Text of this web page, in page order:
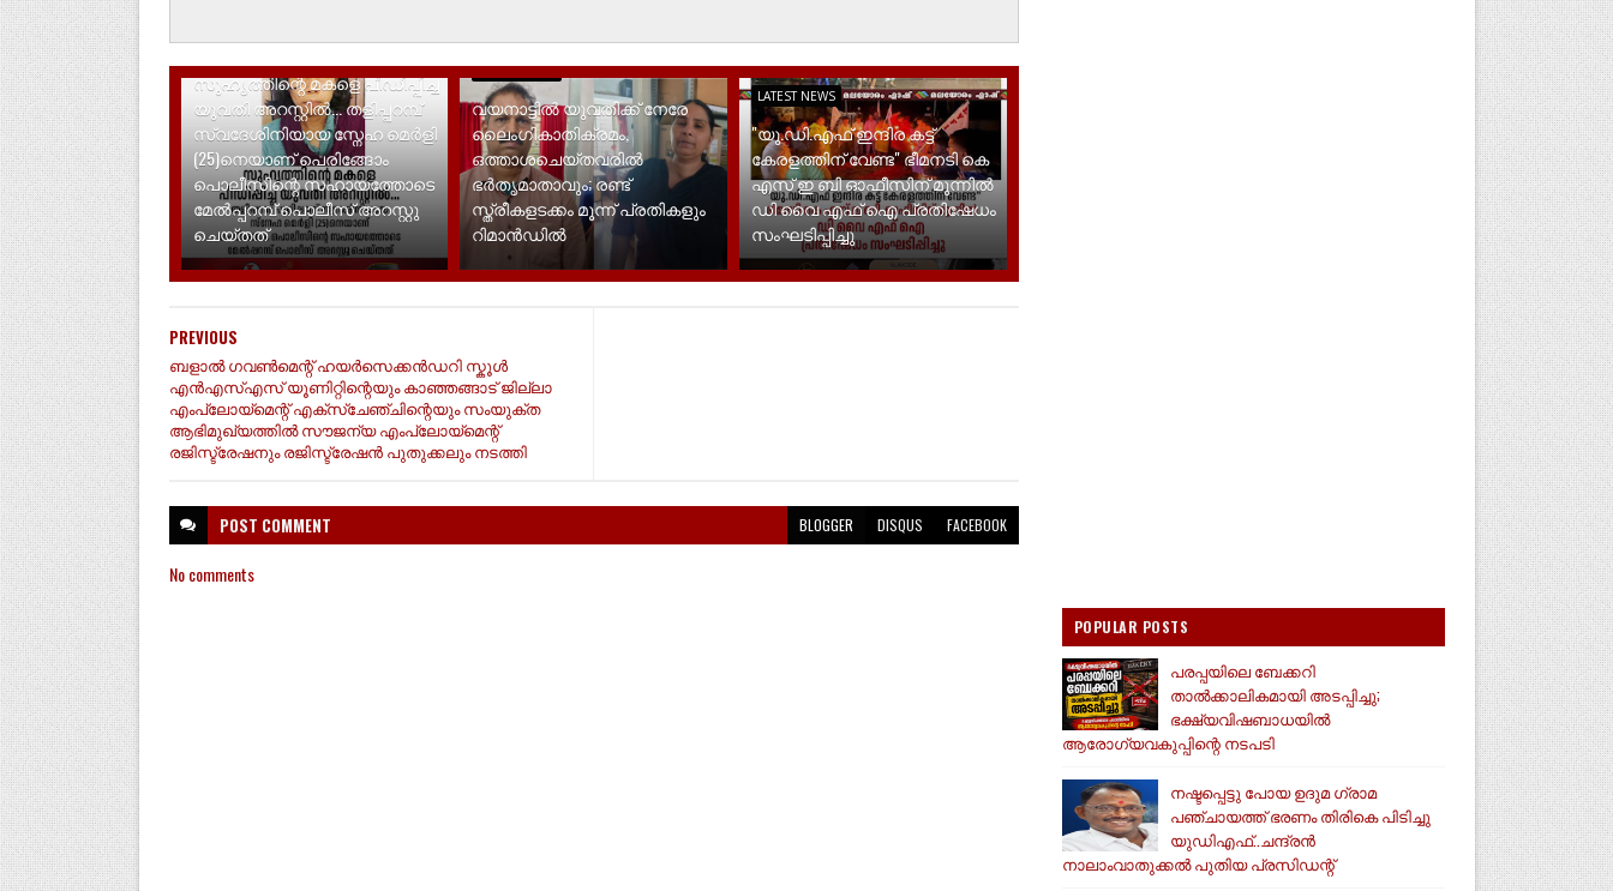
LATEST NEWS
സുഹൃത്തിന്റെ മകളെ പീഡിപ്പിച്ച
യുവതി അറസ്റ്റിൽ... തളിപ്പറമ്പ്
സ്വദേശിനിയായ സ്നേഹ മെർളി
(25)നെയാണ് പെരിങ്ങോം
പൊലീസിന്റെ സഹായത്തോടെ
മേൽപ്പറമ്പ് പൊലീസ് അറസ്റ്റു
ചെയ്തത്
LATEST NEWS
വയനാട്ടിൽ യുവതിക്ക് നേരേ
ലൈം​ഗികാതിക്രമം,
ഒത്താശചെയ്തവരിൽ
ഭർതൃമാതാവും; രണ്ട്
സ്ത്രീകളടക്കം മൂന്ന് പ്രതികളും
റിമാൻഡിൽ
LATEST NEWS
"യു.ഡി.എഫ് ഇന്ദിര കട്ട്
കേരളത്തിന് വേണ്ട" ഭീമനടി കെ
എസ് ഇ ബി ഓഫീസിന് മുന്നിൽ
ഡി വൈ എഫ് ഐ പ്രതിഷേധം
സംഘടിപ്പിച്ചു
PREVIOUS
ബളാൽ ഗവൺമെന്റ് ഹയർസെക്കൻഡറി സ്കൂൾ
എൻഎസ്എസ് യൂണിറ്റിന്റെയും കാഞ്ഞങ്ങാട് ജില്ലാ
എംപ്ലോയ്മെന്റ് എക്സ്ചേഞ്ചിന്റെയും സംയുക്ത
ആഭിമുഖ്യത്തിൽ സൗജന്യ എംപ്ലോയ്മെന്റ്
രജിസ്ട്രേഷനും രജിസ്ട്രേഷൻ പുതുക്കലും നടത്തി
POST COMMENT BLOGGER DISQUS FACEBOOK
No comments
POPULAR POSTS
പരപ്പയിലെ ബേക്കറി
താൽക്കാലികമായി അടപ്പിച്ചു;
ഭക്ഷ്യവിഷബാധയിൽ
ആരോഗ്യവകുപ്പിന്റെ നടപടി
നഷ്ടപ്പെട്ടു പോയ ഉദുമ ഗ്രാമ
പഞ്ചായത്ത് ഭരണം തിരികെ പിടിച്ചു
യുഡിഎഫ്..ചന്ദ്രൻ
നാലാംവാതുക്കൽ പുതിയ പ്രസിഡന്റ്